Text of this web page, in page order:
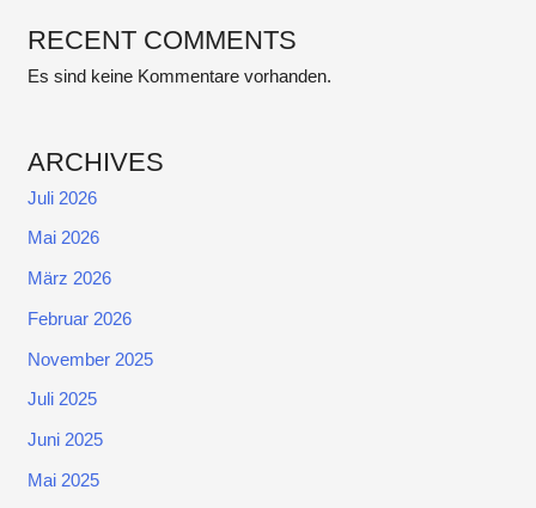
RECENT COMMENTS
Es sind keine Kommentare vorhanden.
ARCHIVES
Juli 2026
Mai 2026
März 2026
Februar 2026
November 2025
Juli 2025
Juni 2025
Mai 2025